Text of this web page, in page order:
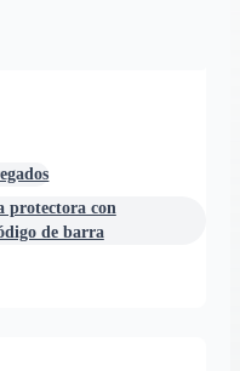
protectora con
de barra